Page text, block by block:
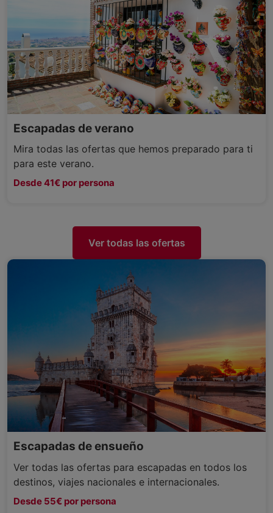
Escapadas de verano
Mira todas las ofertas que hemos preparado para ti
para este verano.
Desde 41€ por persona
Ver todas las ofertas
Escapadas de ensueño
Ver todas las ofertas para escapadas en todos los
destinos, viajes nacionales e internacionales.
Desde 55€ por persona